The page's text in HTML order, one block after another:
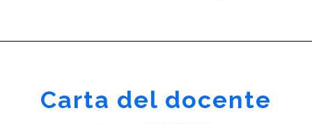
Carta del docente